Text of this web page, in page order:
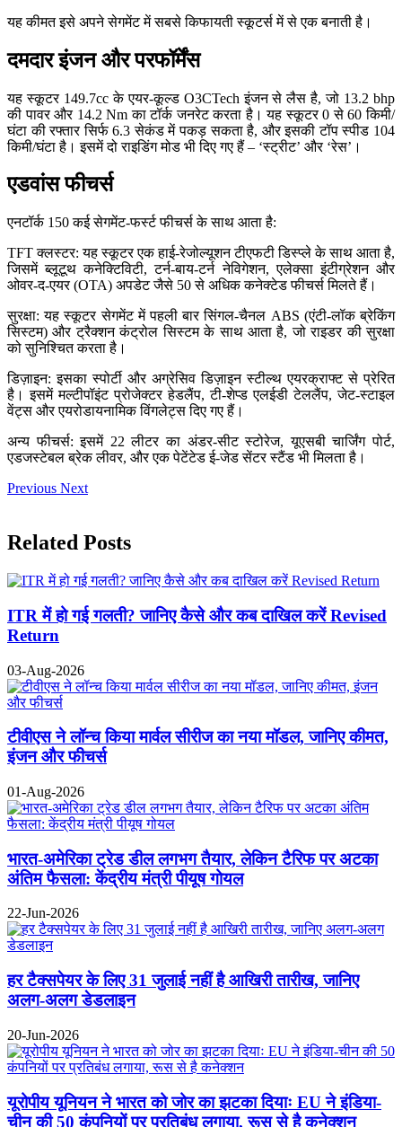
यह कीमत इसे अपने सेगमेंट में सबसे किफायती स्कूटर्स में से एक बनाती है।
दमदार इंजन और परफॉर्मेंस
यह स्कूटर 149.7cc के एयर-कूल्ड O3CTech इंजन से लैस है, जो 13.2 bhp
की पावर और 14.2 Nm का टॉर्क जनरेट करता है। यह स्कूटर 0 से 60 किमी/
घंटा की रफ्तार सिर्फ 6.3 सेकंड में पकड़ सकता है, और इसकी टॉप स्पीड 104
किमी/घंटा है। इसमें दो राइडिंग मोड भी दिए गए हैं – ‘स्ट्रीट’ और ‘रेस’।
एडवांस फीचर्स
एनटॉर्क 150 कई सेगमेंट-फर्स्ट फीचर्स के साथ आता है:
TFT क्लस्टर: यह स्कूटर एक हाई-रेजोल्यूशन टीएफटी डिस्प्ले के साथ आता है,
जिसमें ब्लूटूथ कनेक्टिविटी, टर्न-बाय-टर्न नेविगेशन, एलेक्सा इंटीग्रेशन और
ओवर-द-एयर (OTA) अपडेट जैसे 50 से अधिक कनेक्टेड फीचर्स मिलते हैं।
सुरक्षा: यह स्कूटर सेगमेंट में पहली बार सिंगल-चैनल ABS (एंटी-लॉक ब्रेकिंग
सिस्टम) और ट्रैक्शन कंट्रोल सिस्टम के साथ आता है, जो राइडर की सुरक्षा
को सुनिश्चित करता है।
डिज़ाइन: इसका स्पोर्टी और अग्रेसिव डिज़ाइन स्टील्थ एयरक्राफ्ट से प्रेरित
है। इसमें मल्टीपॉइंट प्रोजेक्टर हेडलैंप, टी-शेप्ड एलईडी टेललैंप, जेट-स्टाइल
वेंट्स और एयरोडायनामिक विंगलेट्स दिए गए हैं।
अन्य फीचर्स: इसमें 22 लीटर का अंडर-सीट स्टोरेज, यूएसबी चार्जिंग पोर्ट,
एडजस्टेबल ब्रेक लीवर, और एक पेटेंटेड ई-जेड सेंटर स्टैंड भी मिलता है।
Previous Next
Related Posts
ITR में हो गई गलती? जानिए कैसे और कब दाखिल करें Revised
Return
03-Aug-2026
टीवीएस ने लॉन्च किया मार्वल सीरीज का नया मॉडल, जानिए कीमत,
इंजन और फीचर्स
01-Aug-2026
भारत-अमेरिका ट्रेड डील लगभग तैयार, लेकिन टैरिफ पर अटका
अंतिम फैसला: केंद्रीय मंत्री पीयूष गोयल
22-Jun-2026
हर टैक्सपेयर के लिए 31 जुलाई नहीं है आखिरी तारीख, जानिए
अलग-अलग डेडलाइन
20-Jun-2026
यूरोपीय यूनियन ने भारत को जोर का झटका दियाः EU ने इंडिया-
चीन की 50 कंपनियों पर प्रतिबंध लगाया, रूस से है कनेक्शन